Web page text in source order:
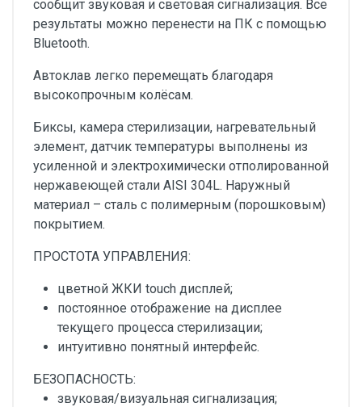
сообщит звуковая и световая сигнализация. Все
результаты можно перенести на ПК с помощью
Bluetooth.
Автоклав легко перемещать благодаря
высокопрочным колёсам.
Биксы, камера стерилизации, нагревательный
элемент, датчик температуры выполнены из
усиленной и электрохимически отполированной
нержавеющей стали AISI 304L. Наружный
материал – сталь с полимерным (порошковым)
покрытием.
ПРОСТОТА УПРАВЛЕНИЯ:
цветной ЖКИ touch дисплей;
постоянное отображение на дисплее
текущего процесса стерилизации;
интуитивно понятный интерфейс.
БЕЗОПАСНОСТЬ:
звуковая/визуальная сигнализация;